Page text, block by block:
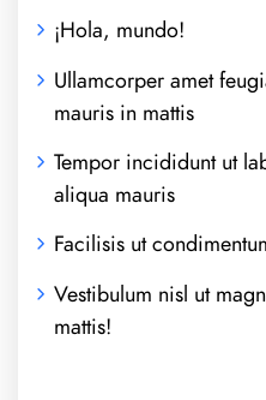
¡Hola, mundo!
Ullamcorper amet
mauris in mattis
Tempor incididunt ut
aliqua mauris
Facilisis ut
Vestibulum nisl ut
mattis!